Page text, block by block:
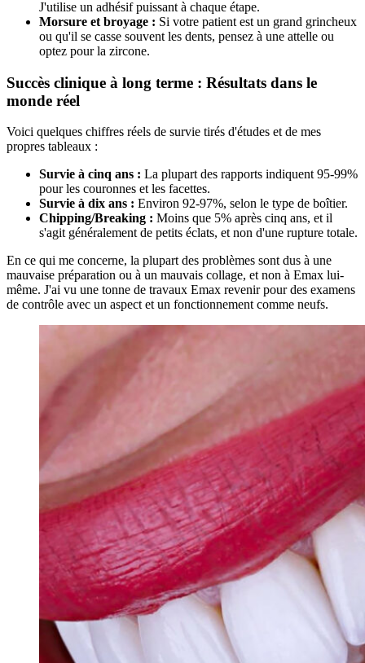
J'utilise un adhésif puissant à chaque étape.
Morsure et broyage : Si votre patient est un grand grincheux
ou qu'il se casse souvent les dents, pensez à une attelle ou
optez pour la zircone.
Succès clinique à long terme : Résultats dans le
monde réel
Voici quelques chiffres réels de survie tirés d'études et de mes
propres tableaux :
Survie à cinq ans : La plupart des rapports indiquent 95-99%
pour les couronnes et les facettes.
Survie à dix ans : Environ 92-97%, selon le type de boîtier.
Chipping/Breaking : Moins que 5% après cinq ans, et il
s'agit généralement de petits éclats, et non d'une rupture totale.
En ce qui me concerne, la plupart des problèmes sont dus à une
mauvaise préparation ou à un mauvais collage, et non à Emax lui-
même. J'ai vu une tonne de travaux Emax revenir pour des examens
de contrôle avec un aspect et un fonctionnement comme neufs.